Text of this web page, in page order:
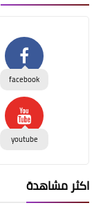
facebook
youtube
اكثر مشاهدة